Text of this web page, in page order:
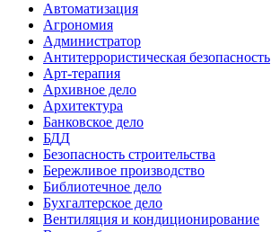
Автоматизация
Агрономия
Администратор
Антитеррористическая безопасность
Арт-терапия
Архивное дело
Архитектура
Банковское дело
БДД
Безопасность строительства
Бережливое производство
Библиотечное дело
Бухгалтерское дело
Вентиляция и кондиционирование